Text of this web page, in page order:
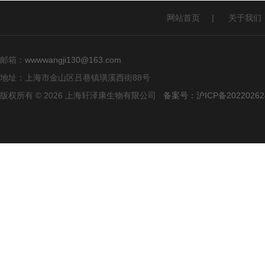
网站首页 | 关于我们
邮箱： wwwwangji130@163.com
地址：上海市金山区吕巷镇璜溪西街88号
版权所有 © 2026 上海轩泽康生物有限公司 备案号：沪ICP备